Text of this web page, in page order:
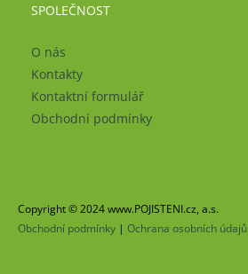
SPOLEČNOST
O nás
Kontakty
Kontaktní formulář
Obchodní podmínky
Copyright © 2024 www.POJISTENI.cz, a.s.
Obchodní podmínky | Ochrana osobních údajů